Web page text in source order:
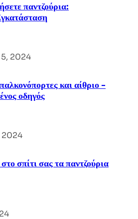
παντζούρια:
2024
και αίθριο -
οδηγός
σπίτι σας τα παντζούρια